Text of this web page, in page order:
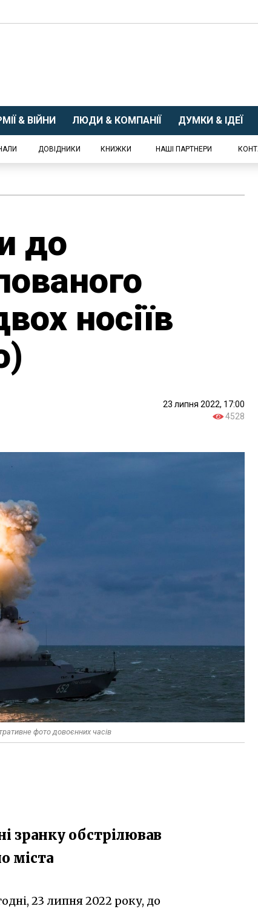
& ВІЙНИ ЛЮДИ & КОМПАНІЇ ДУМКИ & ІДЕЇ
ДОВІДНИКИ КНИЖКИ НАШІ ПАРТНЕРИ
до
носіїв
23 липня 2022, 17:00
4528
фото довоєнних часів
зранку обстрілював
міста
23 липня 2022 року, до